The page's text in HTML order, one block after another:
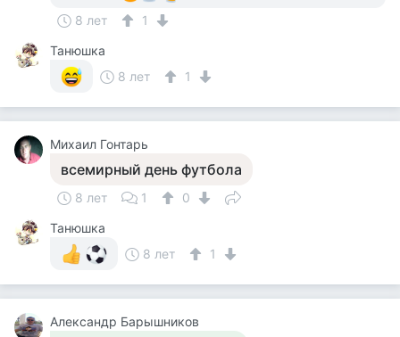
8 лет
1
Танюшка
8 лет
1
Михаил Гонтарь
всемирный день футбола
8 лет 1
0
Танюшка
8 лет
1
Александр Барышников